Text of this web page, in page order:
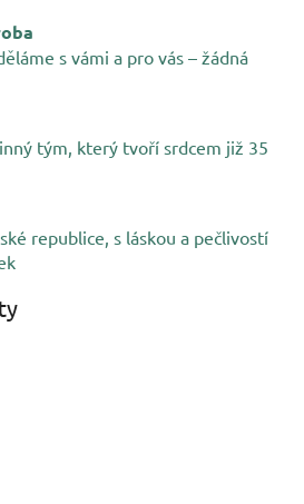
s vámi a pro vás – žádná
tým, který tvoří srdcem již 35
republice, s láskou a pečlivostí